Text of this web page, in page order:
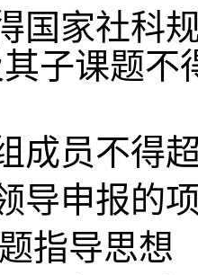
国家社科
子课题不
成员不得
导申报的
指导思想